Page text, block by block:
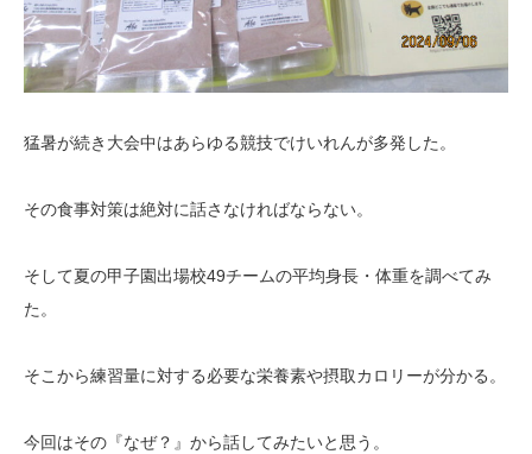
猛暑が続き大会中はあらゆる競技でけいれんが多発した。
その食事対策は絶対に話さなければならない。
そして夏の甲子園出場校49チームの平均身長・体重を調べてみ
た。
そこから練習量に対する必要な栄養素や摂取カロリーが分かる。
今回はその『なぜ？』から話してみたいと思う。